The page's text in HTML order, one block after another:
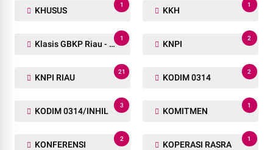
KHUSUS
1
KKH
1
Klasis GBKP Riau - Sumbar.
1
KNPI
2
KNPI RIAU
21
KODIM 0314
2
KODIM 0314/INHIL
3
KOMITMEN
1
KONFERENSI
2
KOPERASI RASRA
1